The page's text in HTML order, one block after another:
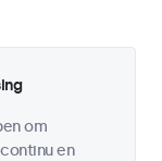
om
en